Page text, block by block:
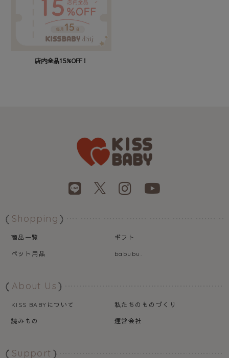
店内全品15%OFF！
Shopping
商品一覧
ギフト
ペット用品
babubu.
About Us
KISS BABY について
私たちのものづくり
読みもの
運営会社
Support